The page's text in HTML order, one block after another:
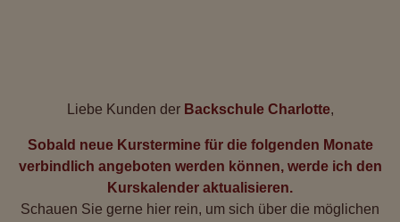
Liebe Kunden der Backschule Charlotte,
Sobald neue Kurstermine für die folgenden Monate
verbindlich angeboten werden können, werde ich den
Kurskalender aktualisieren.
Schauen Sie gerne hier rein, um sich über die möglichen